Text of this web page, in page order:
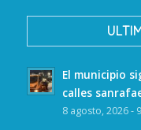
El municipio
calles
8 agosto, 2026 -